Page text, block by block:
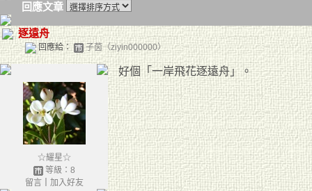
回應文章
逐遠舟
回應給： 子茵（ziyin000000）
☆耀星☆
等級：8
留言｜ 加入好友
好個「一岸飛花逐遠舟」。